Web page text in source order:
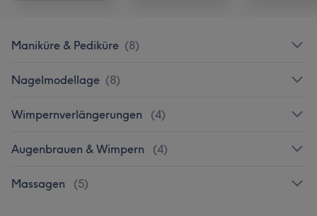
Maniküre & Pediküre (8)
Nagelmodellage (8)
Wimpernverlängerungen (4)
Augenbrauen & Wimpern (4)
Massagen (5)